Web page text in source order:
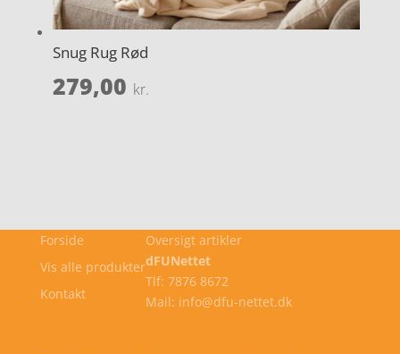
Snug Rug Rød
279,00 kr.
Forside
Vis alle produkter
Kontakt
Oversigt artikler
dFUNettet
Tlf: 7876 8672
Mail: info@dfu-nettet.dk